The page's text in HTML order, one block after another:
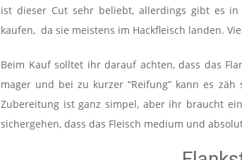
ist dieser Cut sehr beliebt, allerdings gibt es in
kaufen, da sie meistens im Hackfleisch landen.
Beim Kauf solltet ihr darauf achten, dass das
mager und bei zu kurzer “Reifung” kann es
Zubereitung ist ganz simpel, aber ihr braucht
sichergehen, dass das Fleisch medium und